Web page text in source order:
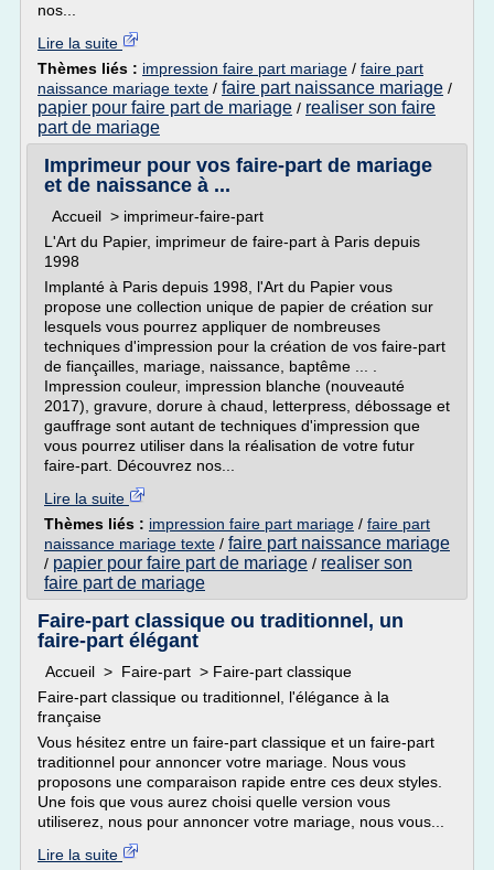
nos...
Lire la suite
Thèmes liés : impression faire part mariage / faire part
naissance mariage texte / faire part naissance mariage /
papier pour faire part de mariage / realiser son faire
part de mariage
Imprimeur pour vos faire-part de mariage
et de naissance à ...
Accueil > imprimeur-faire-part
L'Art du Papier, imprimeur de faire-part à Paris depuis
1998
Implanté à Paris depuis 1998, l'Art du Papier vous
propose une collection unique de papier de création sur
lesquels vous pourrez appliquer de nombreuses
techniques d'impression pour la création de vos faire-part
de fiançailles, mariage, naissance, baptême ... .
Impression couleur, impression blanche (nouveauté
2017), gravure, dorure à chaud, letterpress, débossage et
gauffrage sont autant de techniques d'impression que
vous pourrez utiliser dans la réalisation de votre futur
faire-part. Découvrez nos...
Lire la suite
Thèmes liés : impression faire part mariage / faire part
naissance mariage texte / faire part naissance mariage
/ papier pour faire part de mariage / realiser son
faire part de mariage
Faire-part classique ou traditionnel, un
faire-part élégant
Accueil > Faire-part > Faire-part classique
Faire-part classique ou traditionnel, l'élégance à la
française
Vous hésitez entre un faire-part classique et un faire-part
traditionnel pour annoncer votre mariage. Nous vous
proposons une comparaison rapide entre ces deux styles.
Une fois que vous aurez choisi quelle version vous
utiliserez, nous pour annoncer votre mariage, nous vous...
Lire la suite